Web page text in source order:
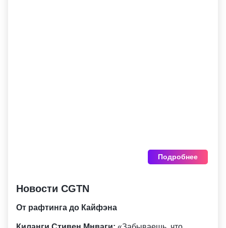
Подробнее
Новости CGTN
От рафтинга до Кайфэна